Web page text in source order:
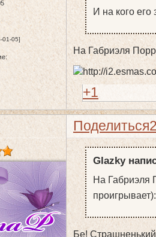
01-05]
И на кого его
На Габриэля
+1
Поделиться
Glazky
На Габриэля
проигрывает):
Бе!